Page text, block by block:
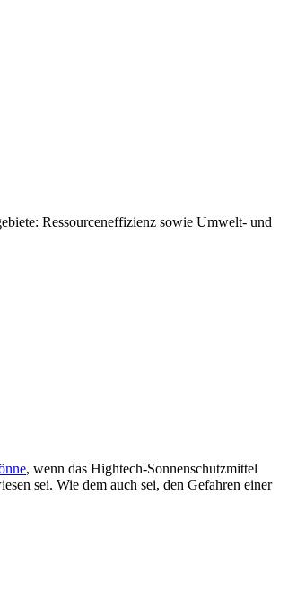
Ressourceneffizienz sowie Umwelt- und
, wenn das Hightech-Sonnenschutzmittel
sei. Wie dem auch sei, den Gefahren einer